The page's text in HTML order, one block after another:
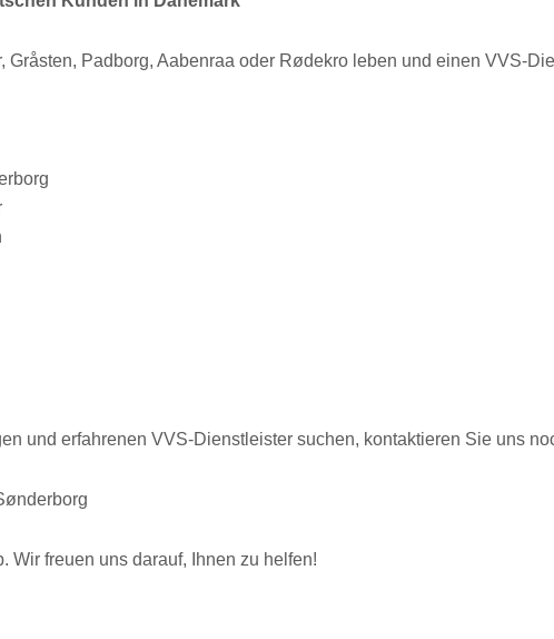
Gråsten, Padborg, Aabenraa oder Rødekro leben und einen VVS-
und erfahrenen VVS-Dienstleister suchen, kontaktieren Sie uns
Wir freuen uns darauf, Ihnen zu helfen!